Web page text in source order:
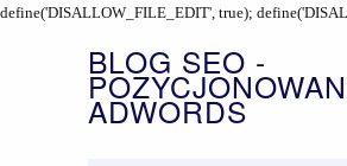
define('DISALLOW_FILE_EDIT', true);
BLOG SEO -
ADWORDS